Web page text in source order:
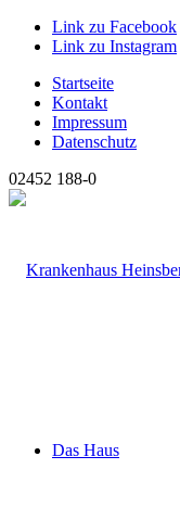
Link zu Facebook
Link zu Instagram
Startseite
Kontakt
Impressum
Datenschutz
02452 188-0
Das Haus